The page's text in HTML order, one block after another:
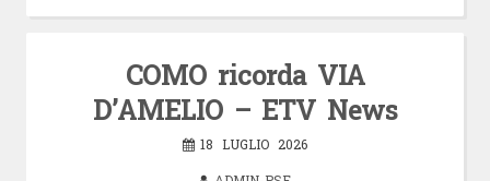
COMO ricorda VIA
D’AMELIO – ETV News
18 LUGLIO 2026